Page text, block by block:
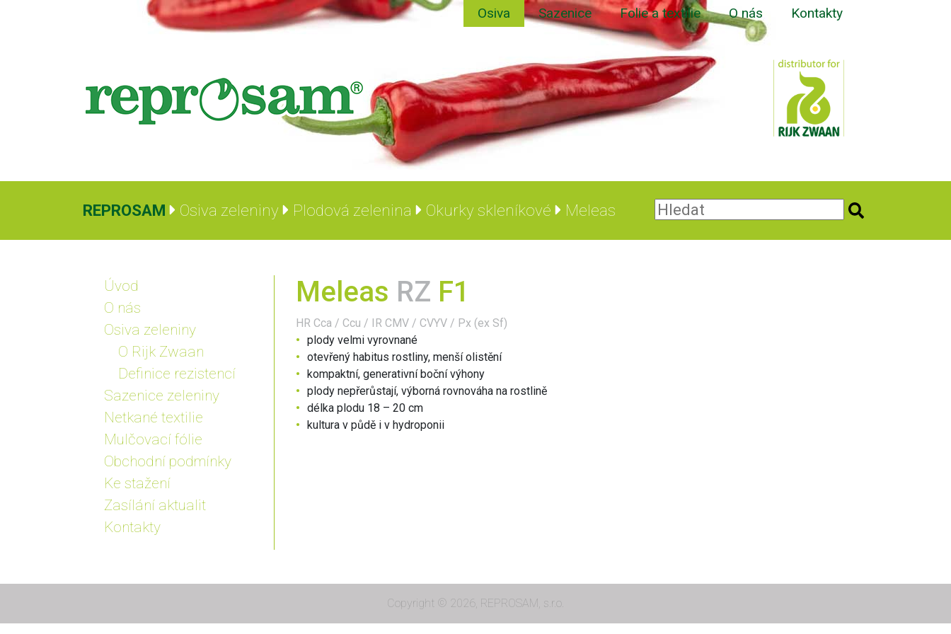
Osiva Sazenice Folie a textilie O nás Kontakty
REPROSAM Osiva zeleniny Plodová zelenina Okurky skleníkové Meleas
Úvod
O nás
Osiva zeleniny
O Rijk Zwaan
Definice rezistencí
Sazenice zeleniny
Netkané textilie
Mulčovací fólie
Obchodní podmínky
Ke stažení
Zasílání aktualit
Kontakty
Meleas RZ F1
HR Cca / Ccu / IR CMV / CVYV / Px (ex Sf)
plody velmi vyrovnané
otevřený habitus rostliny, menší olistění
kompaktní, generativní boční výhony
plody nepřerůstají, výborná rovnováha na rostlině
délka plodu 18 – 20 cm
kultura v půdě i v hydroponii
Copyright © 2026, REPROSAM, s.r.o.